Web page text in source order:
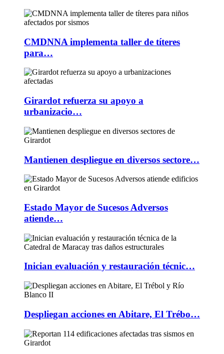
CMDNNA implementa taller de títeres
para…
Girardot refuerza su apoyo a
urbanizacio…
Mantienen despliegue en diversos sectore…
Estado Mayor de Sucesos Adversos
atiende…
Inician evaluación y restauración técnic…
Despliegan acciones en Abitare, El Trébo…